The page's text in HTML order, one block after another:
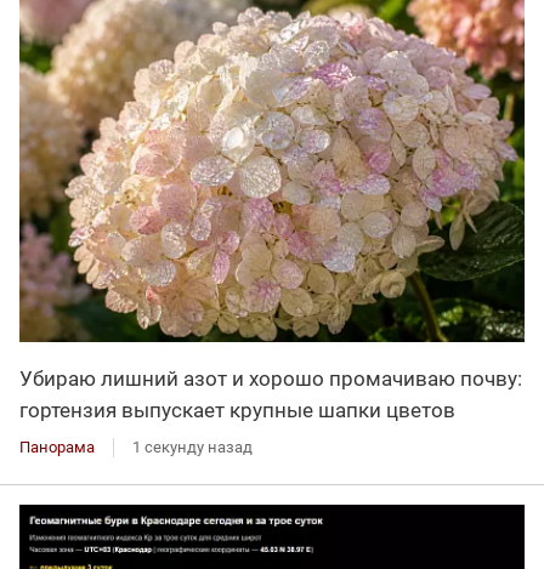
Убираю лишний азот и хорошо промачиваю почву:
гортензия выпускает крупные шапки цветов
Панорама 1 секунду назад